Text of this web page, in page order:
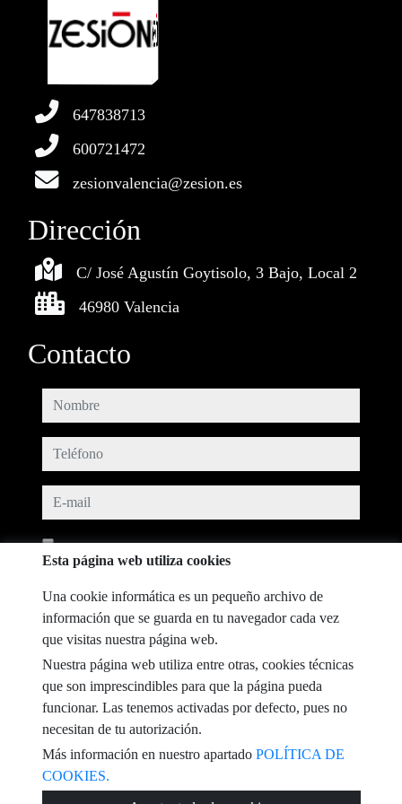
647838713
600721472
zesionvalencia@zesion.es
Dirección
C/ José Agustín Goytisolo, 3 Bajo, Local 2
46980 Valencia
Contacto
nombre
teléfono
e-mail
Captcha
Esta página web utiliza cookies
Una cookie informática es un pequeño archivo de
información que se guarda en tu navegador cada vez
que visitas nuestra página web.
Nuestra página web utiliza entre otras, cookies técnicas
que son imprescindibles para que la página pueda
funcionar. Las tenemos activadas por defecto, pues no
necesitan de tu autorización.
Más información en nuestro apartado POLÍTICA DE
COOKIES.